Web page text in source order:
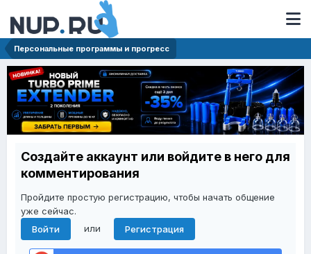
Персональные программы и прогресс
Создайте аккаунт или войдите в него для
комментирования
Пройдите простую регистрацию, чтобы начать общение
уже сейчас.
Войти
или Регистрация